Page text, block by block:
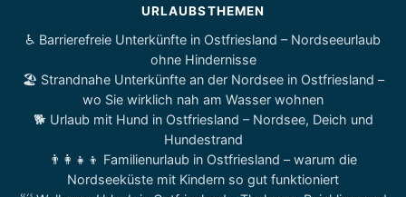
URLAUBSTHEMEN
♿ Barrierefreie Unterkünfte in Ostfriesland – Nordseeurlaub
ohne Hindernisse
🏖️ Strandnahe Unterkünfte an der Nordsee in Ostfriesland –
wo Sie wirklich nah am Wasser wohnen
🐕 Urlaub mit Hund in Ostfriesland – Nordsee, Deich und
Hundestrand
👨‍👩‍👧‍👦 Familienurlaub in Ostfriesland – warum die
Nordseeküste mit Kindern so gut funktioniert